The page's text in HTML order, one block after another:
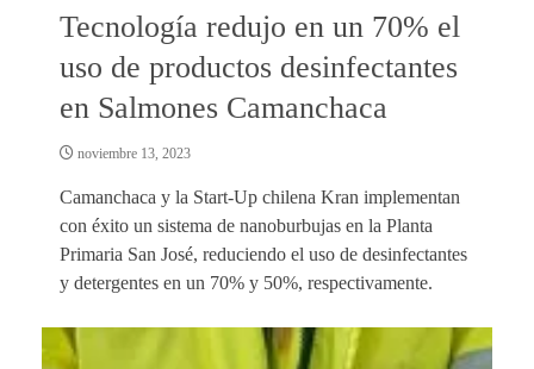
Tecnología redujo en un 70% el
uso de productos desinfectantes
en Salmones Camanchaca
noviembre 13, 2023
Camanchaca y la Start-Up chilena Kran implementan
con éxito un sistema de nanoburbujas en la Planta
Primaria San José, reduciendo el uso de desinfectantes
y detergentes en un 70% y 50%, respectivamente.